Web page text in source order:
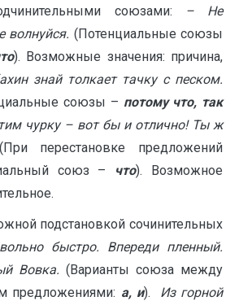
союзами:
– Не
волнуйся. (Потенциальные союзы
). Возможные значения: причина,
знай толкает тачку с песком.
союзы – потому что, так
чурку – вот бы и отлично! Ты ж
(При перестановке предложений
союз – что). Возможное
подстановкой сочинительных
быстро. Впереди пленный.
Вовка. (Варианты союза между
предложениями: а, и). Из горной